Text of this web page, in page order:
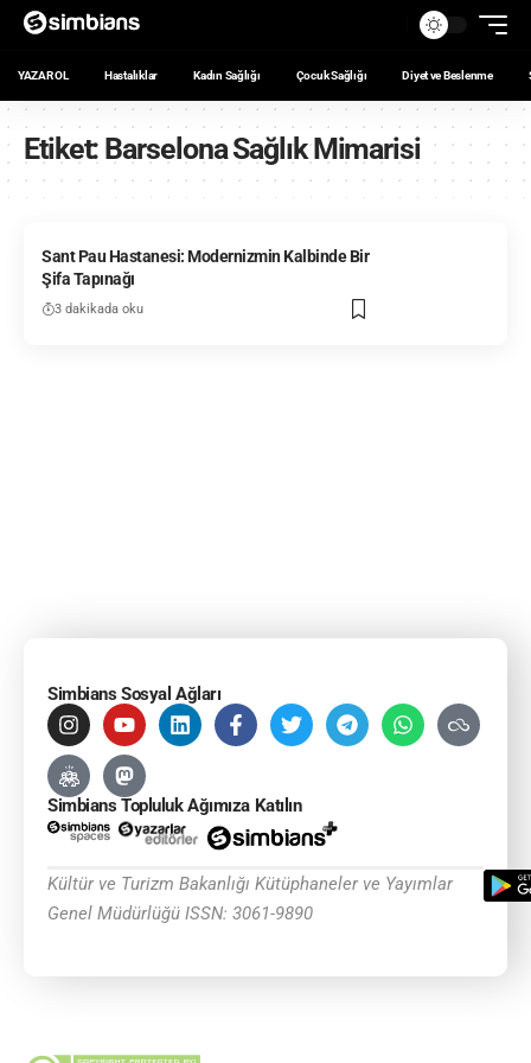
YAZAR OL Hastalıklar Kadın Sağlığı Çocuk Sağlığı Diyet ve Beslenme
Etiket: Barselona Sağlık Mimarisi
Sant Pau Hastanesi: Modernizmin Kalbinde Bir
Şifa Tapınağı
3 dakikada oku
Simbians Sosyal Ağları
Simbians Topluluk Ağımıza Katılın
Kültür ve Turizm Bakanlığı Kütüphaneler ve Yayımlar
Genel Müdürlüğü ISSN: 3061-9890